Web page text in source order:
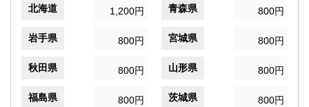
北海道 1,200円 青森県 800円
岩手県 800円 宮城県 800円
秋田県 800円 山形県 800円
福島県 800円 茨城県 800円